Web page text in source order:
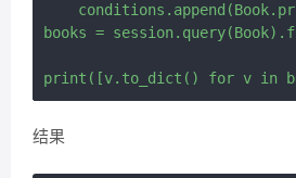
books =
结果